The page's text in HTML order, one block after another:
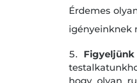
Érdemes
igényeinknek